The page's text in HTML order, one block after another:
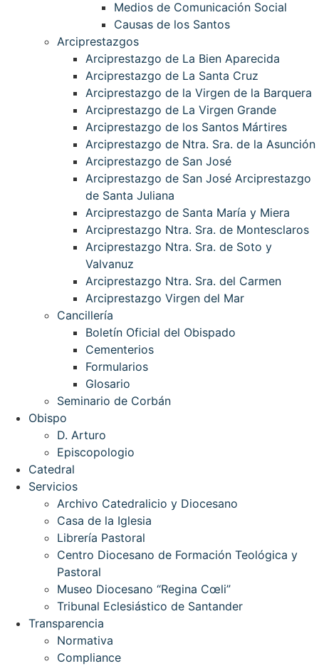
Medios de Comunicación Social
Causas de los Santos
Arciprestazgos
Arciprestazgo de La Bien Aparecida
Arciprestazgo de La Santa Cruz
Arciprestazgo de la Virgen de la Barquera
Arciprestazgo de La Virgen Grande
Arciprestazgo de los Santos Mártires
Arciprestazgo de Ntra. Sra. de la Asunción
Arciprestazgo de San José
Arciprestazgo de San José Arciprestazgo
de Santa Juliana
Arciprestazgo de Santa María y Miera
Arciprestazgo Ntra. Sra. de Montesclaros
Arciprestazgo Ntra. Sra. de Soto y
Valvanuz
Arciprestazgo Ntra. Sra. del Carmen
Arciprestazgo Virgen del Mar
Cancillería
Boletín Oficial del Obispado
Cementerios
Formularios
Glosario
Seminario de Corbán
Obispo
D. Arturo
Episcopologio
Catedral
Servicios
Archivo Catedralicio y Diocesano
Casa de la Iglesia
Librería Pastoral
Centro Diocesano de Formación Teológica y
Pastoral
Museo Diocesano “Regina Cœli”
Tribunal Eclesiástico de Santander
Transparencia
Normativa
Compliance